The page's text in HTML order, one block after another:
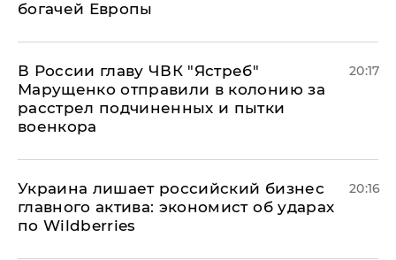
богачей Европы
В России главу ЧВК "Ястреб"
Марущенко отправили в колонию за
расстрел подчиненных и пытки
военкора
20:17
​Украина лишает российский бизнес
главного актива: экономист об ударах
по Wildberries
20:16